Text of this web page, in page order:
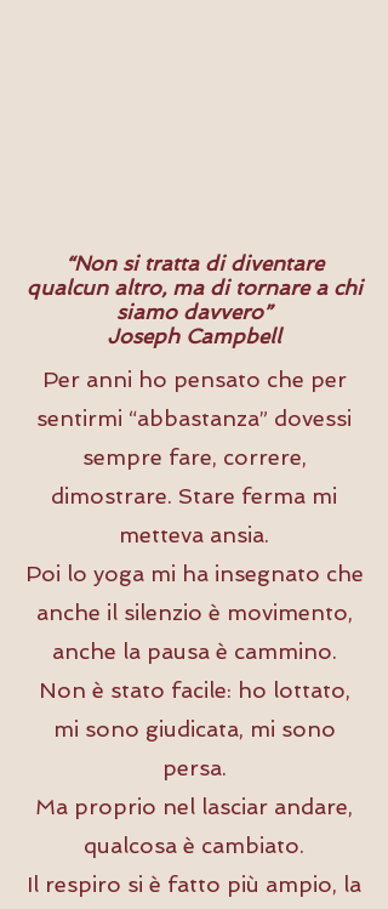
“Non si tratta di diventare
qualcun altro, ma di tornare a chi
siamo davvero”
Joseph Campbell
Per anni ho pensato che per
sentirmi “abbastanza” dovessi
sempre fare, correre,
dimostrare. Stare ferma mi
metteva ansia.
Poi lo yoga mi ha insegnato che
anche il silenzio è movimento,
anche la pausa è cammino.
Non è stato facile: ho lottato,
mi sono giudicata, mi sono
persa.
Ma proprio nel lasciar andare,
qualcosa è cambiato.
Il respiro si è fatto più ampio, la